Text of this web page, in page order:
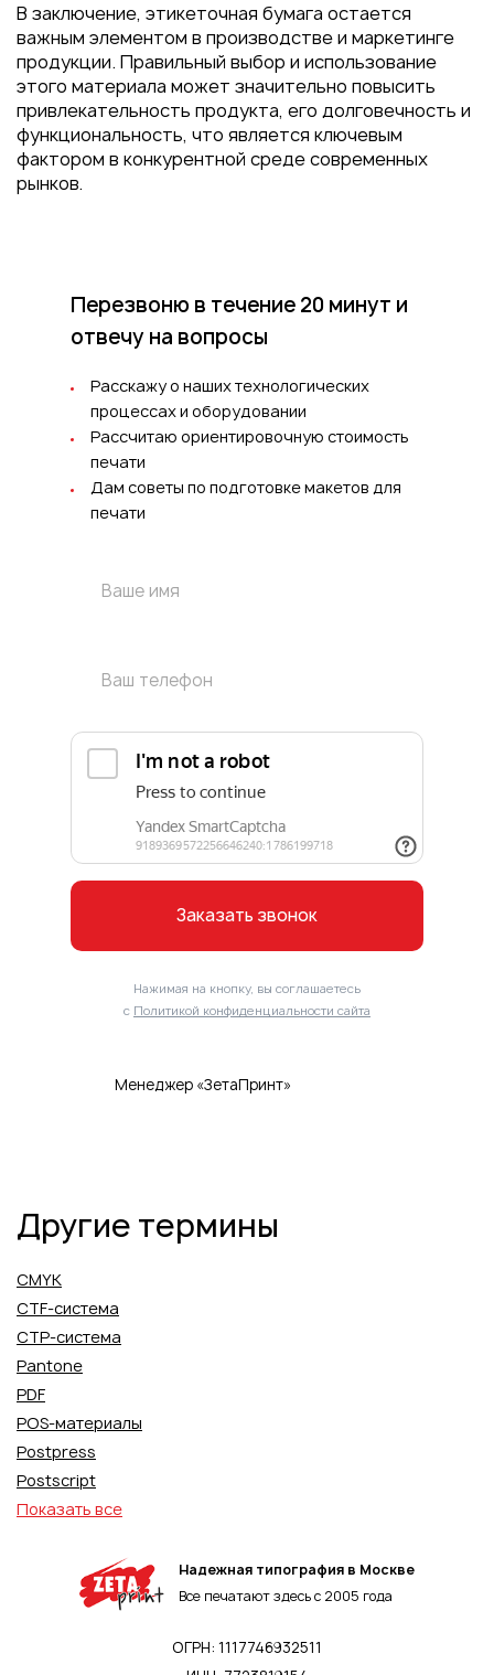
В заключение, этикеточная бумага остается
важным элементом в производстве и маркетинге
продукции. Правильный выбор и использование
этого материала может значительно повысить
привлекательность продукта, его долговечность и
функциональность, что является ключевым
фактором в конкурентной среде современных
рынков.
Менеджер «ЗетаПринт»
Перезвоню в течение 20 минут и
отвечу на вопросы
Расскажу о наших технологических
процессах и оборудовании
Рассчитаю ориентировочную стоимость
печати
Дам советы по подготовке макетов для
печати
Заказать звонок
Нажимая на кнопку, вы соглашаетесь
с Политикой конфиденциальности сайта
Другие термины
CMYK
CTF-система
CTP-система
Pantone
PDF
POS-материалы
Postpress
Postscript
Показать все
Надежная типография в Москве
Все печатают здесь с 2005 года
ОГРН: 1117746932511